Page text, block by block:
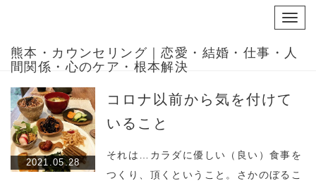
熊本・カウンセリング｜恋愛・結婚・仕事・人
間関係・心のケア・根本解決
2021.05.28
コロナ以前から気を付けて
いること
それは…カラダに優しい（良い）食事を
つくり、頂くということ。さかのぼるこ